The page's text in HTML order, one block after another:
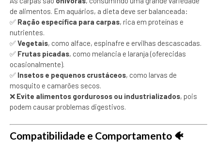
de alimentos. Em aquários, a dieta deve ser balanceada:
✅ Ração específica para carpas, rica em proteínas e
nutrientes.
✅Vegetais, como alface, espinafre e ervilhas descascadas.
✅ Frutas picadas, como melancia e laranja (oferecidas
ocasionalmente).
✅ Insetos e pequenos crustáceos, como larvas de
mosquito e camarões secos.
❌ Evite alimentos gordurosos ou industrializados, pois
podem causar problemas digestivos.
Compatibilidade e Comportamento 🐠